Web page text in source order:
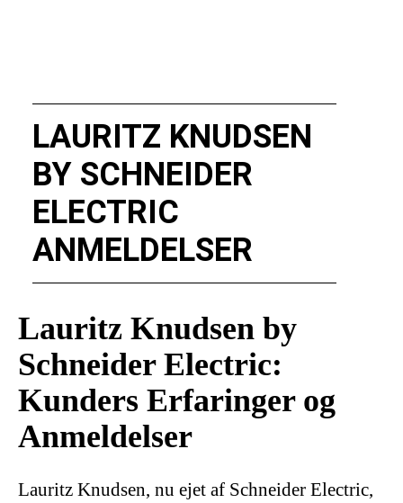
LAURITZ KNUDSEN
BY SCHNEIDER
ELECTRIC
ANMELDELSER
Lauritz Knudsen by
Schneider Electric:
Kunders Erfaringer og
Anmeldelser
Lauritz Knudsen, nu ejet af Schneider Electric,